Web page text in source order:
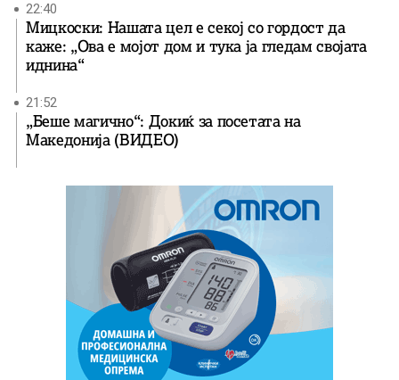
22:40
Мицкоски: Нашата цел е секој со гордост да
каже: „Ова е мојот дом и тука ја гледам својата
иднина“
21:52
„Беше магично“: Докиќ за посетата на
Македонија (ВИДЕО)